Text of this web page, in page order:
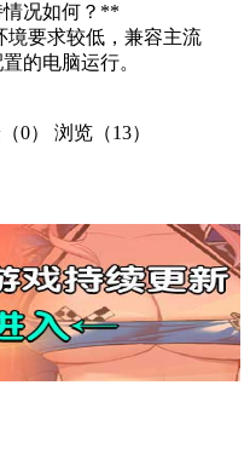
情况如何？**
境要求较低，兼容主流
的电脑运行。
0） 浏览（13）